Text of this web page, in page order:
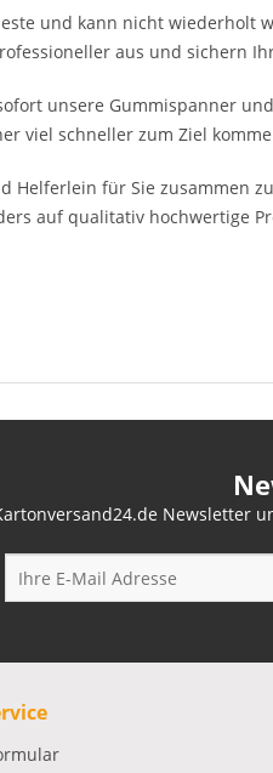
und kann nicht wiederholt
aus und sichern
unsere Gummispanner
viel schneller zum Ziel
Helferlein für Sie zusammen
auf qualitativ hochwertige
Newsletter